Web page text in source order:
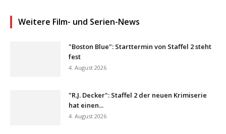
Weitere Film- und Serien-News
"Boston Blue": Starttermin von Staffel 2 steht
fest
4. August 2026
"R.J. Decker": Staffel 2 der neuen Krimiserie
hat einen...
4. August 2026